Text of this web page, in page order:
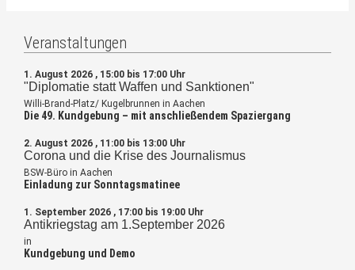
Veranstaltungen
1. August 2026 , 15:00 bis 17:00 Uhr
"Diplomatie statt Waffen und Sanktionen"
Willi-Brand-Platz/ Kugelbrunnen in Aachen
Die 49. Kundgebung – mit anschließendem Spaziergang
2. August 2026 , 11:00 bis 13:00 Uhr
Corona und die Krise des Journalismus
BSW-Büro in Aachen
Einladung zur Sonntagsmatinee
1. September 2026 , 17:00 bis 19:00 Uhr
Antikriegstag am 1.September 2026
in
Kundgebung und Demo